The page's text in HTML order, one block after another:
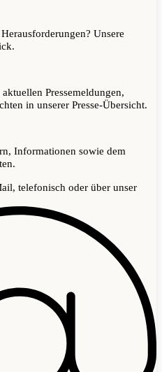
Unsere
Pressemeldungen,
in unserer Presse-Übersicht.
Informationen sowie dem
telefonisch oder über unser